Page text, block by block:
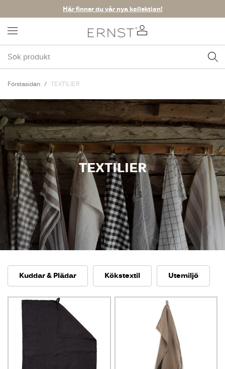
Här finner du vår nya kollektion!
Förstasidan TEXTILIER
TEXTILIER
Kuddar & Plädar Kökstextil Utemiljö